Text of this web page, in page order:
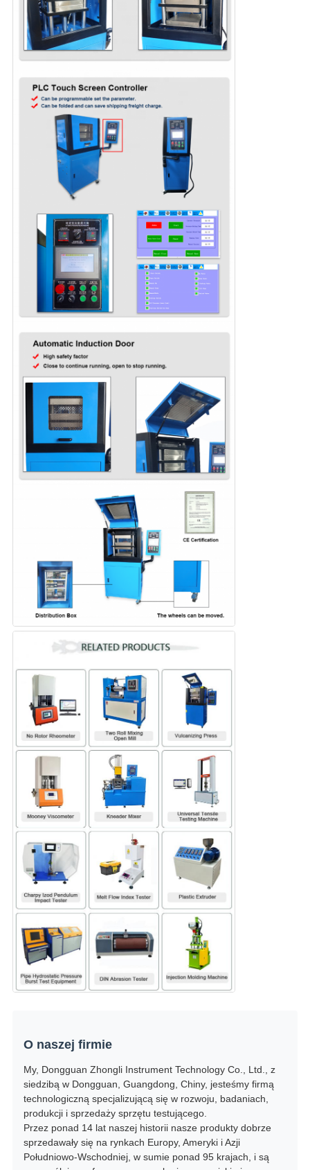
O naszej firmie
My, Dongguan Zhongli Instrument Technology Co., Ltd., z
siedzibą w Dongguan, Guangdong, Chiny, jesteśmy firmą
technologiczną specjalizującą się w rozwoju, badaniach,
produkcji i sprzedaży sprzętu testującego.
Przez ponad 14 lat naszej historii nasze produkty dobrze
sprzedawały się na rynkach Europy, Ameryki i Azji
Południowo-Wschodniej, w sumie ponad 95 krajach, i są